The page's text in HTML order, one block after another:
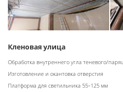
Кленовая улица
Обработка внутреннего угла теневого/
Изготовление и окантовка отверстия
Платформа для светильника 55-125 мм